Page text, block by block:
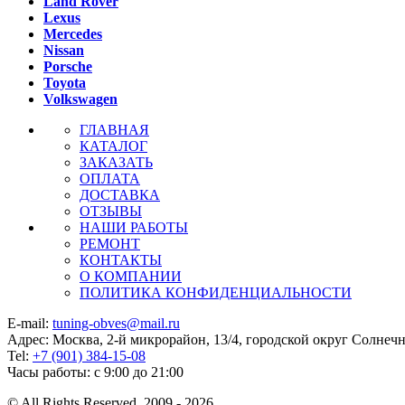
Lexus
Mercedes
Nissan
Porsche
Toyota
Volkswagen
ГЛАВНАЯ
КАТАЛОГ
ЗАКАЗАТЬ
ОПЛАТА
ДОСТАВКА
ОТЗЫВЫ
НАШИ РАБОТЫ
РЕМОНТ
КОНТАКТЫ
О КОМПАНИИ
ПОЛИТИКА КОНФИДЕНЦИАЛЬНОСТИ
E-mail: tuning-obves@mail.ru
Адрес: Москва, 2-й микрорайон, 13/4, городской округ
Tel: +7 (901) 384-15-08
Часы работы: с 9:00 до 21:00